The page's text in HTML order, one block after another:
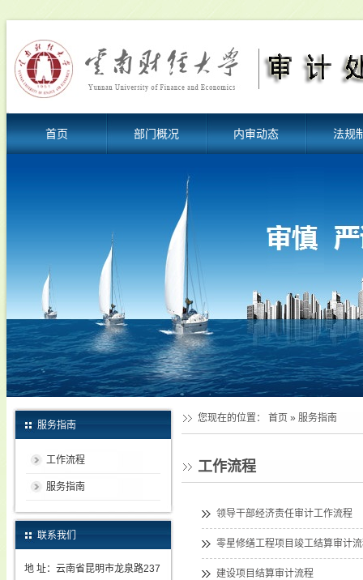
首页 部门概况 内审动态 法规
服务指南
工作流程
服务指南
联系我们
地 址：云南省昆明市龙泉路237
您现在的位置： 首页 » 服务指南
工作流程
领导干部经济责任审计工作流程
零星修缮工程项目竣工结算审计
建设项目结算审计流程